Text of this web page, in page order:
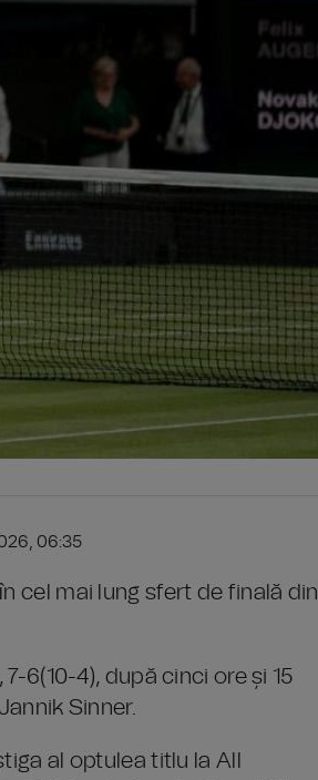
06:35
cel mai lung sfert de finală din
6(10-4), după cinci ore și 15
Sinner.
al optulea titlu la All